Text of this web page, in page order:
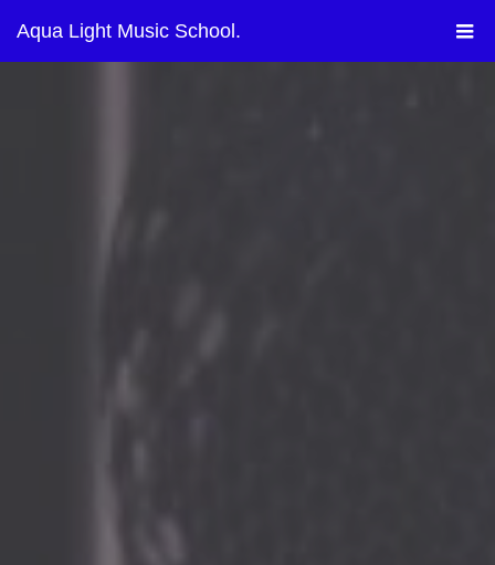
Aqua Light Music School.